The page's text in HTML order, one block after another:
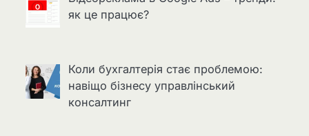
як це працює?
Коли бухгалтерія стає проблемою:
навіщо бізнесу управлінський
консалтинг